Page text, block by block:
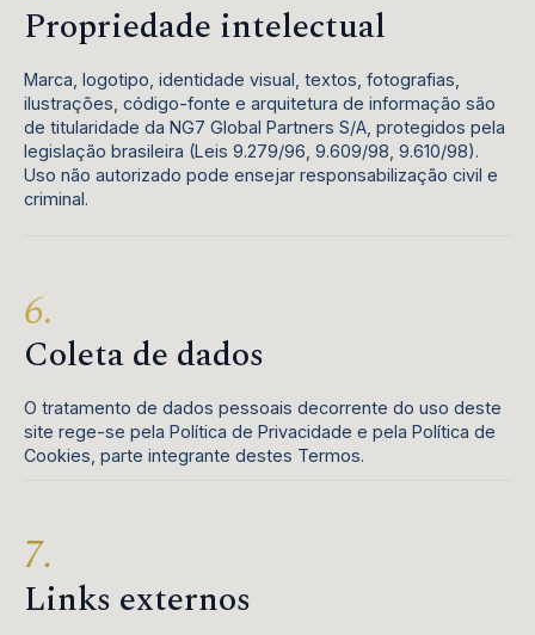
Propriedade intelectual
Marca, logotipo, identidade visual, textos, fotografias,
ilustrações, código-fonte e arquitetura de informação são
de titularidade da NG7 Global Partners S/A, protegidos pela
legislação brasileira (Leis 9.279/96, 9.609/98, 9.610/98).
Uso não autorizado pode ensejar responsabilização civil e
criminal.
Coleta de dados
O tratamento de dados pessoais decorrente do uso deste
site rege-se pela Política de Privacidade e pela Política de
Cookies, parte integrante destes Termos.
Links externos